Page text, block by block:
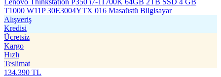
T1000 W11P 30E3004YTX 016 Masaüstü Bilgisayar
Alışveriş
Kredisi
Ücretsiz
Kargo
Hızlı
Teslimat
134.390 TL